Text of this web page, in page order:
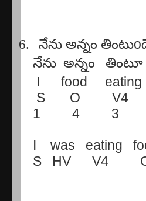
6. నేను అన్నం తింటుo
నేను అన్నం తింటూ
I
food eating
S
O V4
1
4 3
I was eating
S
HV V4